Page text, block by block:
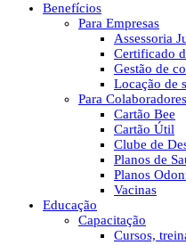
Benefícios
Para Empresas
Assessoria
Certificado
Gestão de
Locação de
Para Colaboradores
Cartão Bee
Cartão Útil
Clube de
Planos de
Planos
Vacinas
Educação
Capacitação
Cursos,